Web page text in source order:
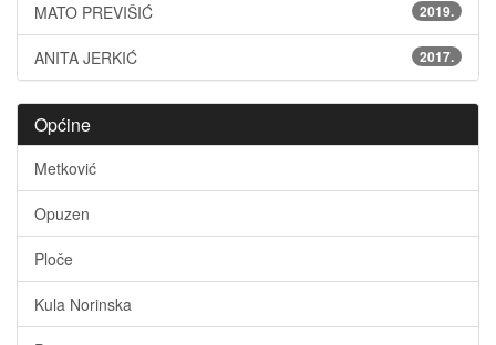
MATO PREVIŠIĆ 2019.
ANITA JERKIĆ 2017.
Općine
Metković
Opuzen
Ploče
Kula Norinska